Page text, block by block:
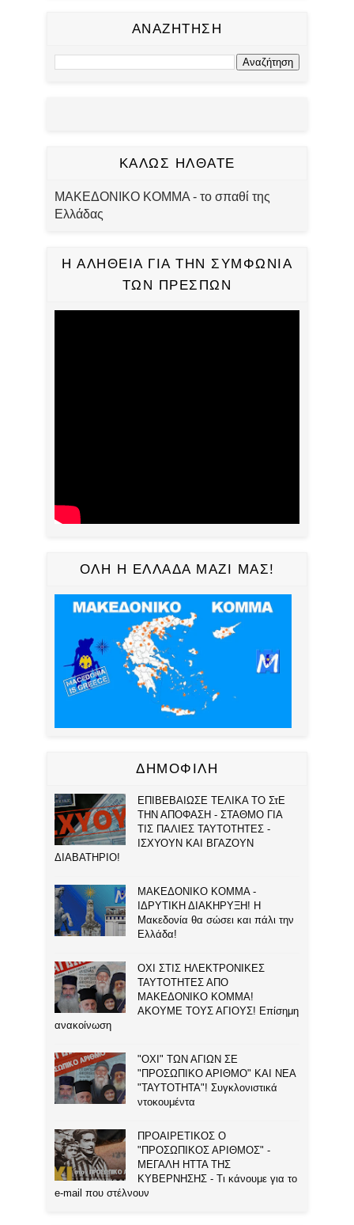
ΑΝΑΖΗΤΗΣΗ
ΚΑΛΩΣ ΗΛΘΑΤΕ
ΜΑΚΕΔΟΝΙΚΟ ΚΟΜΜΑ - το σπαθί της
Ελλάδας
Η ΑΛΗΘΕΙΑ ΓΙΑ ΤΗΝ ΣΥΜΦΩΝΙΑ
ΤΩΝ ΠΡΕΣΠΩΝ
ΟΛΗ Η ΕΛΛΑΔΑ ΜΑΖΙ ΜΑΣ!
ΔΗΜΟΦΙΛΗ
ΕΠΙΒΕΒΑΙΩΣΕ ΤΕΛΙΚΑ ΤΟ ΣτΕ
ΤΗΝ ΑΠΟΦΑΣΗ - ΣΤΑΘΜΟ ΓΙΑ
ΤΙΣ ΠΑΛΙΕΣ ΤΑΥΤΟΤΗΤΕΣ -
ΙΣΧΥΟΥΝ ΚΑΙ ΒΓΑΖΟΥΝ
ΔΙΑΒΑΤΗΡΙΟ!
ΜΑΚΕΔΟΝΙΚΟ ΚΟΜΜΑ -
ΙΔΡΥΤΙΚΗ ΔΙΑΚΗΡΥΞΗ! Η
Μακεδονία θα σώσει και πάλι την
Ελλάδα!
ΟΧΙ ΣΤΙΣ ΗΛΕΚΤΡΟΝΙΚΕΣ
ΤΑΥΤΟΤΗΤΕΣ ΑΠΟ
ΜΑΚΕΔΟΝΙΚΟ ΚΟΜΜΑ!
ΑΚΟΥΜΕ ΤΟΥΣ ΑΓΙΟΥΣ! Επίσημη
ανακοίνωση
"ΟΧΙ" ΤΩΝ ΑΓΙΩΝ ΣΕ
"ΠΡΟΣΩΠΙΚΟ ΑΡΙΘΜΟ" ΚΑΙ ΝΕΑ
"ΤΑΥΤΟΤΗΤΑ"! Συγκλονιστικά
ντοκουμέντα
ΠΡΟΑΙΡΕΤΙΚΟΣ Ο
"ΠΡΟΣΩΠΙΚΟΣ ΑΡΙΘΜΟΣ" -
ΜΕΓΑΛΗ ΗΤΤΑ ΤΗΣ
ΚΥΒΕΡΝΗΣΗΣ - Τι κάνουμε για το
e-mail που στέλνουν